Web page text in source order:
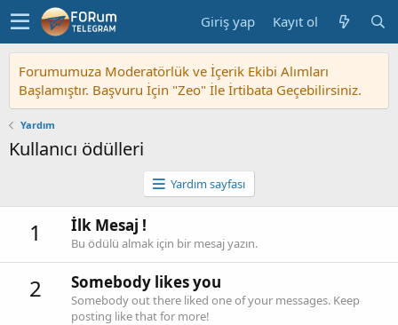
Giriş yap Kayıt ol
Forumumuza Moderatörlük ve İçerik Ekibi Alımları
Başlamıştır. Başvuru İçin "Zeo" İle İrtibata Geçebilirsiniz.
Yardım
Kullanıcı ödülleri
Yardım sayfası
1 İlk Mesaj !
Bu ödülü almak için bir mesaj yazın.
2 Somebody likes you
Somebody out there liked one of your messages. Keep
posting like that for more!